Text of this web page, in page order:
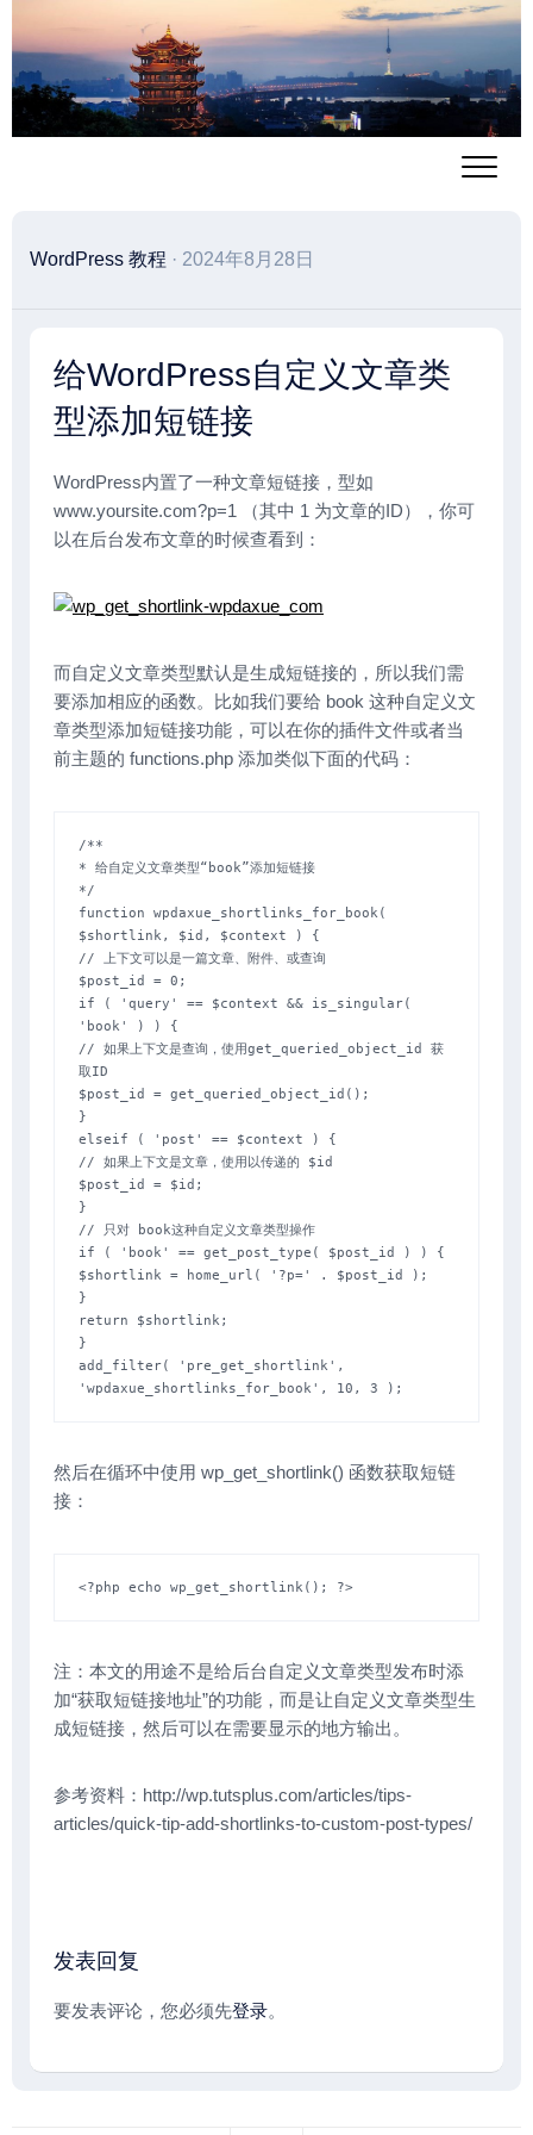
至
容
WordPress 教程 · 2024年8月28日
给WordPress自定义文章类
型添加短链接
WordPress内置了一种文章短链接，型如
www.yoursite.com?p=1 （其中 1 为文章的ID），你可
以在后台发布文章的时候查看到：
而自定义文章类型默认是生成短链接的，所以我们需
要添加相应的函数。比如我们要给 book 这种自定义文
章类型添加短链接功能，可以在你的插件文件或者当
前主题的 functions.php 添加类似下面的代码：
/**
* 给自定义文章类型“book”添加短链接
*/
function wpdaxue_shortlinks_for_book(
$shortlink, $id, $context ) {
// 上下文可以是一篇文章、附件、或查询
$post_id = 0;
if ( 'query' == $context && is_singular(
'book' ) ) {
// 如果上下文是查询，使用get_queried_object_id 获
取ID
$post_id = get_queried_object_id();
}
elseif ( 'post' == $context ) {
// 如果上下文是文章，使用以传递的 $id
$post_id = $id;
}
// 只对 book这种自定义文章类型操作
if ( 'book' == get_post_type( $post_id ) ) {
$shortlink = home_url( '?p=' . $post_id );
}
return $shortlink;
}
add_filter( 'pre_get_shortlink',
'wpdaxue_shortlinks_for_book', 10, 3 );
然后在循环中使用 wp_get_shortlink() 函数获取短链
接：
<?php echo wp_get_shortlink(); ?>
注：本文的用途不是给后台自定义文章类型发布时添
加“获取短链接地址”的功能，而是让自定义文章类型生
成短链接，然后可以在需要显示的地方输出。
参考资料：http://wp.tutsplus.com/articles/tips-
articles/quick-tip-add-shortlinks-to-custom-post-types/
发表回复
要发表评论，您必须先登录。